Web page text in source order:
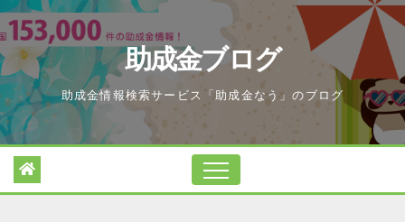
Skip
to
content
助成金ブログ
助成金情報検索サービス「助成金なう」のブログ